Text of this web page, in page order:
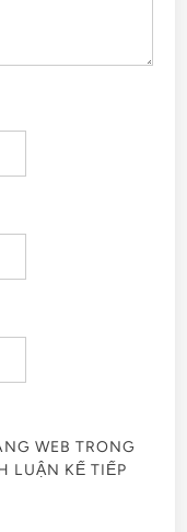
WEB TRONG
LUẬN KẾ TIẾP